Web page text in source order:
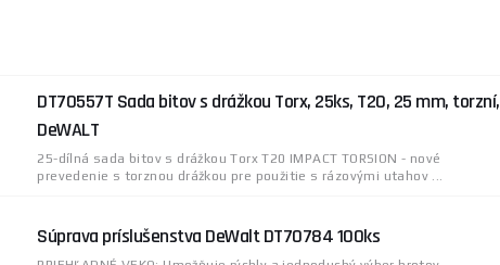
DT70557T Sada bitov s drážkou Torx, 25ks, T20, 25 mm, torzní,
DeWALT
25-dílná sada bitov s drážkou Torx T20 IMPACT TORSION - nové
prevedenie s torznou drážkou pre použitie s rázovými utahov ...
Súprava príslušenstva DeWalt DT70784 100ks